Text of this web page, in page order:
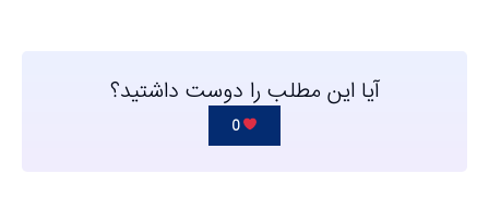
آیا این مطلب را دوست داشتید؟
0